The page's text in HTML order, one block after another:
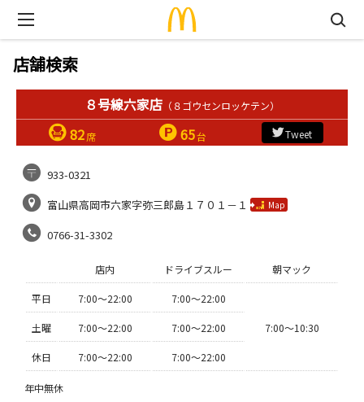
店舗検索
８号線六家店 （８ゴウセンロッケテン）
82席 65台 Tweet
933-0321
富山県高岡市六家字弥三郎島１７０１－１
Map
0766-31-3302
店内 ドライブスルー 朝マック
平日 7:00〜22:00 7:00〜22:00
7:00〜10:30
土曜 7:00〜22:00 7:00〜22:00
休日 7:00〜22:00 7:00〜22:00
年中無休